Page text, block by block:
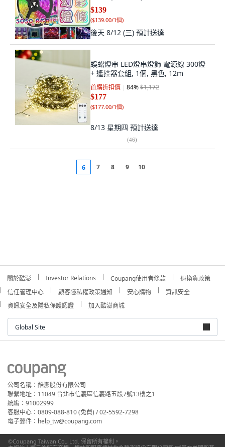
$139
($139.00/1個)
後天 8/12 (三) 預計送達
蜈蚣燈串 LED燈串燈飾 電源線 300燈
+ 遙控器套組, 1個, 黑色, 12m
首購折扣價 84%$1,172
$177
($177.00/1個)
8/13 星期四 預計送達
(46)
6 7 8 9 10
關於酷澎 Investor Relations Coupang使用者條款
退換貨政策
信任管理中心
顧客隱私權政策通知 安心購物
資訊安全
資訊安全及隱私保護認證
加入酷澎商城
Global Site
公司名稱：酷澎股份有限公司
聯繫地址：11049 台北市信義區信義路五段7號13樓之1
統編：91002999
客服中心：0809-088-810 (免費) / 02-5592-7298
電子郵件：help_tw@coupang.com
©Coupang Taiwan Co., Ltd. 保留所有權利。